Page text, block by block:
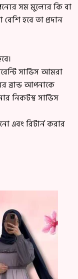
সম মুল্যের কি বা
হবে তা প্রদান
সার্ভিস আমরা
ব্রান্ড আপনাকে
নিকটস্থ সার্ভিস
এবং রিটার্ন করার